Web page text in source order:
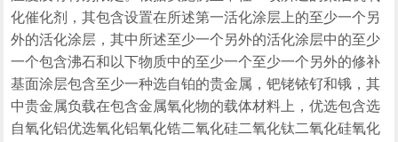
化催化剂，其包含设置在所述第一活化涂层上的至少一个另
外的活化涂层，其中所述至少一个另外的活化涂层中的至少
一个包含沸石和以下物质中的至少一个至少一个另外的修补
基面涂层包含至少一种选自铂的贵金属，钯铑铱钌和锇，其
中贵金属负载在包含金属氧化物的载体材料上，优选包含选
自氧化铝优选氧化铝氧化锆二氧化硅二氧化钛二氧化硅氧化